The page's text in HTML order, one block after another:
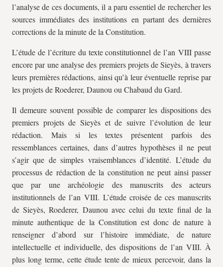
l’analyse de ces documents, il a paru essentiel de rechercher les
sources immédiates des institutions en partant des dernières
corrections de la minute de la Constitution.
L’étude de l’écriture du texte constitutionnel de l’an VIII passe
encore par une analyse des premiers projets de Sieyès, à travers
leurs premières rédactions, ainsi qu’à leur éventuelle reprise par
les projets de Roederer, Daunou ou Chabaud du Gard.
Il demeure souvent possible de comparer les dispositions des
premiers projets de Sieyès et de suivre l’évolution de leur
rédaction. Mais si les textes présentent parfois des
ressemblances certaines, dans d’autres hypothèses il ne peut
s’agir que de simples vraisemblances d’identité. L’étude du
processus de rédaction de la constitution ne peut ainsi passer
que par une archéologie des manuscrits des acteurs
institutionnels de l’an VIII. L’étude croisée de ces manuscrits
de Sieyès, Roederer, Daunou avec celui du texte final de la
minute authentique de la Constitution est donc de nature à
renseigner d’abord sur l’histoire immédiate, de nature
intellectuelle et individuelle, des dispositions de l’an VIII. À
plus long terme, cette étude tente de mieux percevoir, dans la